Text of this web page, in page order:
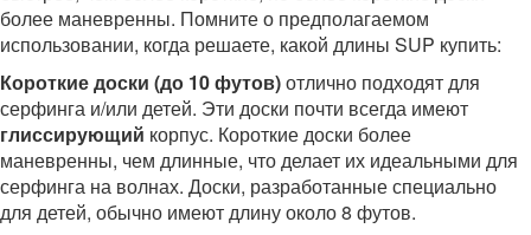
более маневренны. Помните о предполагаемом
использовании, когда решаете, какой длины SUP купить:
Короткие доски (до 10 футов)отлично подходят для
серфинга и/или детей. Эти доски почти всегда имеют
глиссирующий корпус. Короткие доски более
маневренны, чем длинные, что делает их идеальными для
серфинга на волнах. Доски, разработанные специально
для детей, обычно имеют длину около 8 футов.